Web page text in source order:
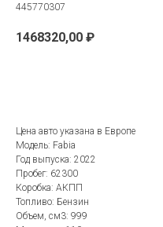
445770307
1468320,00 ₽
Цена авто указана в Европе
Модель: Fabia
Год выпуска: 2022
Пробег: 62300
Коробка: АКПП
Топливо: Бензин
Объем, см3: 999